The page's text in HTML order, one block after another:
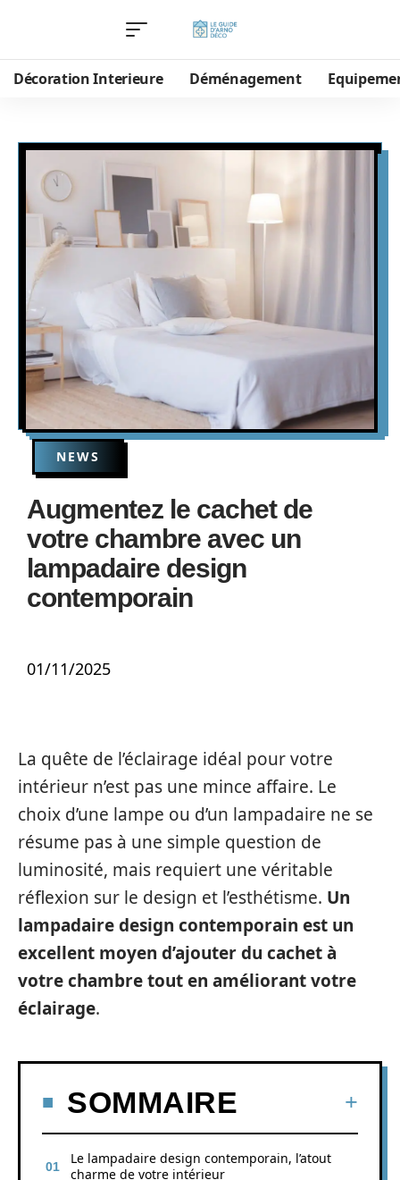
Décoration Interieure Déménagement
NEWS
Augmentez le cachet de
votre chambre avec un
lampadaire design
contemporain
01/11/2025
La quête de l’éclairage idéal pour votre
intérieur n’est pas une mince affaire. Le
choix d’une lampe ou d’un lampadaire ne se
résume pas à une simple question de
luminosité, mais requiert une véritable
réflexion sur le design et l’esthétisme. Un
lampadaire design contemporain est un
excellent moyen d’ajouter du cachet à
votre chambre tout en améliorant votre
éclairage.
SOMMAIRE
Le lampadaire design contemporain, l’atout
charme de votre intérieur